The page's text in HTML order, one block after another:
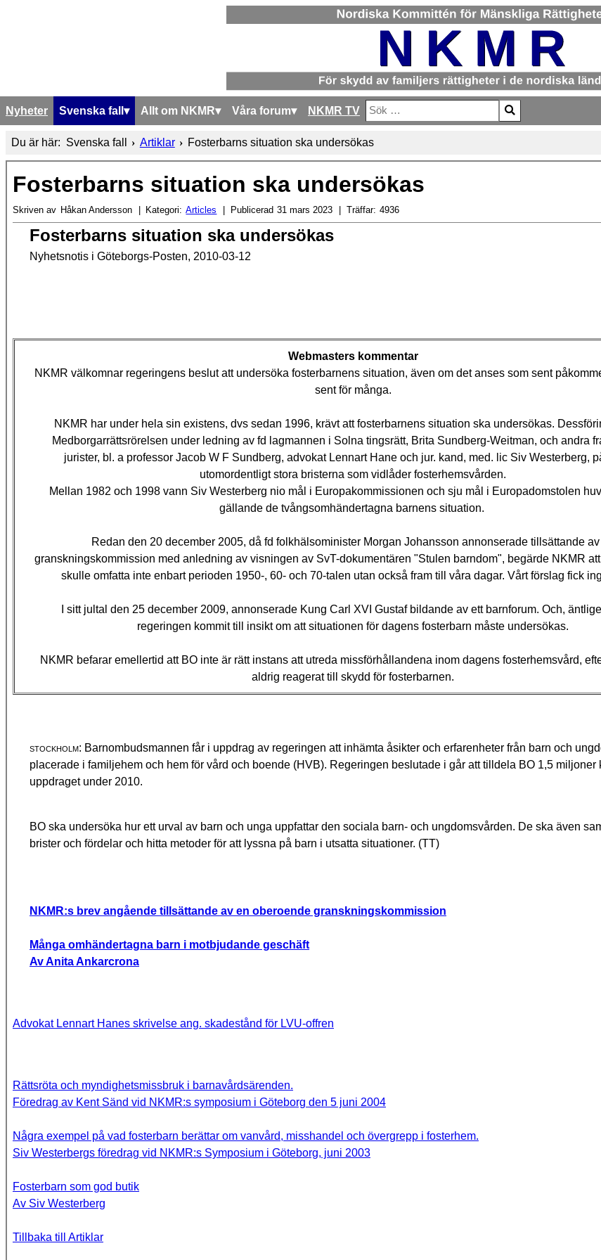
Nyheter Svenska fall Allt om NKMR Våra forum NKMR TV
Sök
Type 2 or more characters for results.
Du är här: Svenska fall Artiklar Fosterbarns situation ska undersökas
Fosterbarns situation ska undersökas
Skriven av Håkan Andersson Kategori: Articles Publicerad 31 mars 2023 Träffar: 4936
Fosterbarns situation ska undersökas
Nyhetsnotis i Göteborgs-Posten, 2010-03-12
Webmasters kommentar
NKMR välkomnar regeringens beslut att undersöka fosterbarnens situation, även om det anses som sent
sent för många.
NKMR har under hela sin existens, dvs sedan 1996, krävt att fosterbarnens situation ska undersökas.
Medborgarrättsrörelsen under ledning av fd lagmannen i Solna tingsrätt, Brita Sundberg-Weitman, och andra
jurister, bl. a professor Jacob W F Sundberg, advokat Lennart Hane och jur. kand, med. lic Siv Westerberg,
utomordentligt stora bristerna som vidlåder fosterhemsvården.
Mellan 1982 och 1998 vann Siv Westerberg nio mål i Europakommissionen och sju mål i Europadomstolen
gällande de tvångsomhändertagna barnens situation.
Redan den 20 december 2005, då fd folkhälsominister Morgan Johansson annonserade tillsättande av
granskningskommission med anledning av visningen av SvT-dokumentären "Stulen barndom", begärde NKMR
skulle omfatta inte enbart perioden 1950-, 60- och 70-talen utan också fram till våra dagar. Vårt förslag fick
I sitt jultal den 25 december 2009, annonserade Kung Carl XVI Gustaf bildande av ett barnforum. Och,
regeringen kommit till insikt om att situationen för dagens fosterbarn måste undersökas.
NKMR befarar emellertid att BO inte är rätt instans att utreda missförhållandena inom dagens fosterhemsvård,
aldrig reagerat till skydd för fosterbarnen.
stockholm: Barnombudsmannen får i uppdrag av regeringen att inhämta åsikter och erfarenheter från barn och
placerade i familjehem och hem för vård och boende (HVB). Regeringen beslutade i går att tilldela BO 1,5 miljoner
uppdraget under 2010.
BO ska undersöka hur ett urval av barn och unga uppfattar den sociala barn- och ungdomsvården. De ska även
brister och förde­lar och hitta metoder för att lyssna på barn i utsatta situationer. (TT)
NKMR:s brev angående tillsättande av en oberoende granskningskommission
Många omhändertagna barn i motbjudande geschäft
Av Anita Ankarcrona
Advokat Lennart Hanes skrivelse ang. skadestånd för LVU-offren
Rättsröta och myndighetsmissbruk i barnavårdsärenden.
Föredrag av Kent Sänd vid NKMR:s symposium i Göteborg den 5 juni 2004
Några exempel på vad fosterbarn berättar om vanvård, misshandel och övergrepp i fosterhem.
Siv Westerbergs föredrag vid NKMR:s Symposium i Göteborg, juni 2003
Fosterbarn som god butik
Av Siv Westerberg
Tillbaka till Artiklar